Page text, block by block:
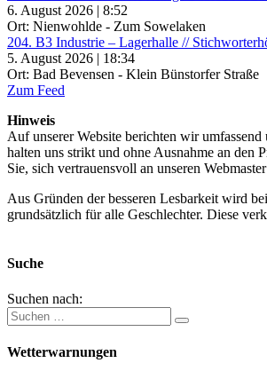
6. August 2026 | 8:52
Ort: Nienwohlde - Zum Sowelaken
204. B3 Industrie – Lagerhalle //
5. August 2026 | 18:34
Ort: Bad Bevensen - Klein Bünstorfer Straße
Zum Feed
Hinweis
Auf unserer Website berichten wir
halten uns strikt und ohne Ausnahme an den
Sie, sich vertrauensvoll an unseren
Aus Gründen der besseren Lesbarkeit wird
grundsätzlich für alle Geschlechter. Diese
Suche
Suchen nach:
Wetterwarnungen